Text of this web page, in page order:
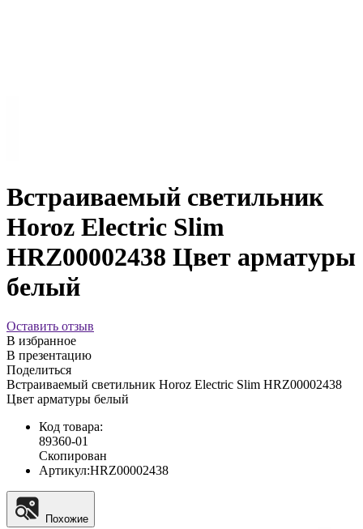
Встраиваемый светильник
Horoz Electric Slim
HRZ00002438 Цвет арматуры
белый
Оставить отзыв
В избранное
В презентацию
Поделиться
Встраиваемый светильник Horoz Electric Slim HRZ00002438
Цвет арматуры белый
Код товара:
89360-01
Скопирован
Артикул:HRZ00002438
Похожие